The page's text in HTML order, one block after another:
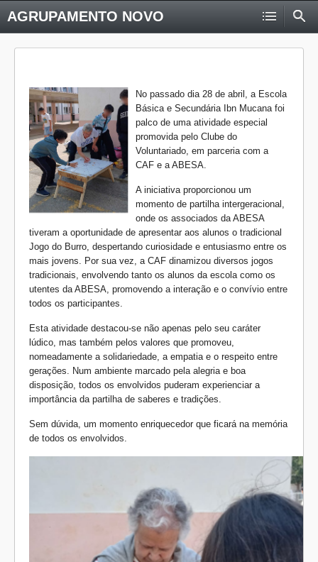
AGRUPAMENTO NOVO
No passado dia 28 de abril, a Escola
Básica e Secundária Ibn Mucana foi
palco de uma atividade especial
promovida pelo Clube do
Voluntariado, em parceria com a
CAF e a ABESA.
A iniciativa proporcionou um
momento de partilha intergeracional,
onde os associados da ABESA
tiveram a oportunidade de apresentar aos alunos o tradicional
Jogo do Burro, despertando curiosidade e entusiasmo entre os
mais jovens. Por sua vez, a CAF dinamizou diversos jogos
tradicionais, envolvendo tanto os alunos da escola como os
utentes da ABESA, promovendo a interação e o convívio entre
todos os participantes.
Esta atividade destacou-se não apenas pelo seu caráter
lúdico, mas também pelos valores que promoveu,
nomeadamente a solidariedade, a empatia e o respeito entre
gerações. Num ambiente marcado pela alegria e boa
disposição, todos os envolvidos puderam experienciar a
importância da partilha de saberes e tradições.
Sem dúvida, um momento enriquecedor que ficará na memória
de todos os envolvidos.